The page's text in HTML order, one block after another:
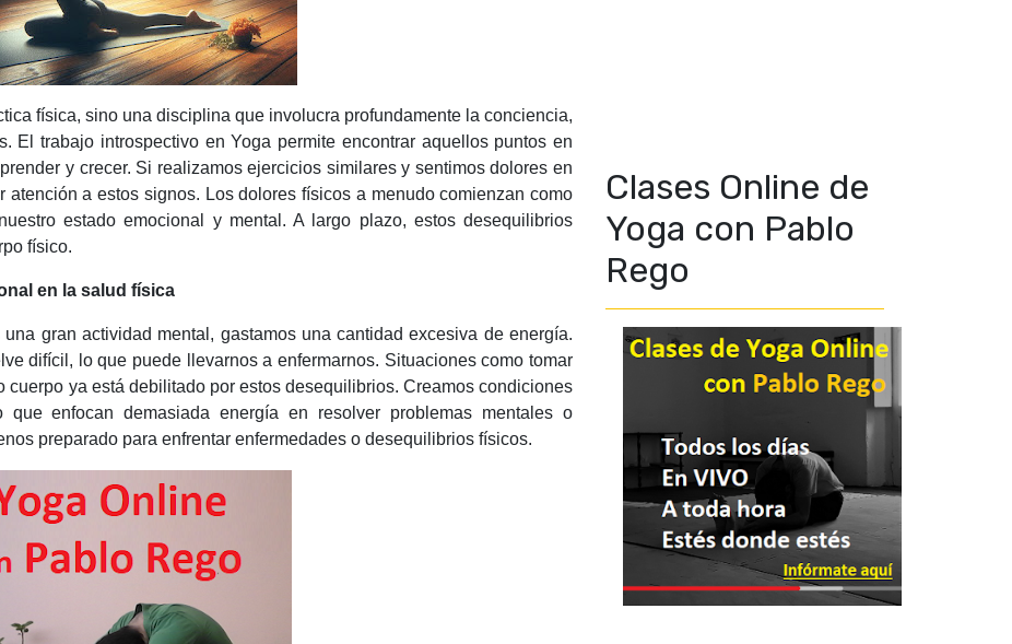
física, sino una disciplina que involucra profundamente la conciencia,
El trabajo introspectivo en Yoga permite encontrar aquellos puntos en
y crecer. Si realizamos ejercicios similares y sentimos dolores en
atención a estos signos. Los dolores físicos a menudo comienzan como
estado emocional y mental. A largo plazo, estos desequilibrios
físico.
en la salud física
gran actividad mental, gastamos una cantidad excesiva de energía.
difícil, lo que puede llevarnos a enfermarnos. Situaciones como tomar
cuerpo ya está debilitado por estos desequilibrios. Creamos condiciones
enfocan demasiada energía en resolver problemas mentales o
preparado para enfrentar enfermedades o desequilibrios físicos.
Clases Online de
Yoga con Pablo
Rego